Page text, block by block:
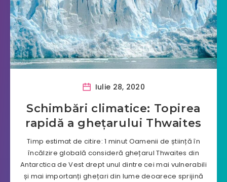
Iulie 28, 2020
Schimbări climatice: Topirea
rapidă a ghețarului Thwaites
Timp estimat de citire: 1 minut Oamenii de știință în
încălzire globală consideră ghețarul Thwaites din
Antarctica de Vest drept unul dintre cei mai vulnerabili
și mai importanți ghețari din lume deoarece sprijină